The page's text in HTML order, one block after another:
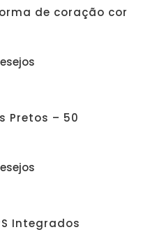
de coração cor
Pretos – 50
Integrados